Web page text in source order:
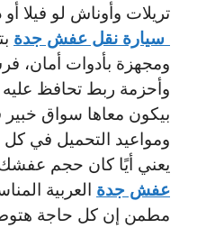
تريلات وأوناش لو فيلا
سيارة نقل عفش جدة
ومجهزة بأدوات أمان،
وأحزمة ربط تحافظ
بيكون معاها سواق خبير
ومواعيد التحميل في
يعني أيًا كان حجم
عفش جدة العربية
مطمن إن كل حاجة